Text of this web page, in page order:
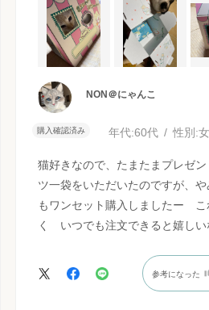
NON＠にゃんこ
購入確認済み 年代:60代 性別:
猫好きなので、たまたまプレゼ
ツ一袋をいただいたのですが、
もワンセット購入しましたー こ
く いつでも注文できると嬉しい
参考になった